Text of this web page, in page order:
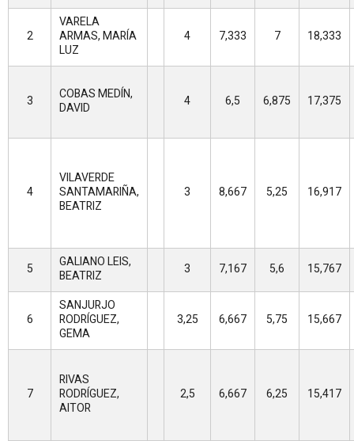
2
VARELA
ARMAS, MARÍA
LUZ
4 7,333 7 18,333
3
COBAS MEDÍN,
DAVID
4 6,5 6,875 17,375
4
VILAVERDE
SANTAMARIÑA,
BEATRIZ
3 8,667 5,25 16,917
5
GALIANO LEIS,
BEATRIZ
3 7,167 5,6 15,767
6
SANJURJO
RODRÍGUEZ,
GEMA
3,25 6,667 5,75 15,667
7
RIVAS
RODRÍGUEZ,
AITOR
2,5 6,667 6,25 15,417